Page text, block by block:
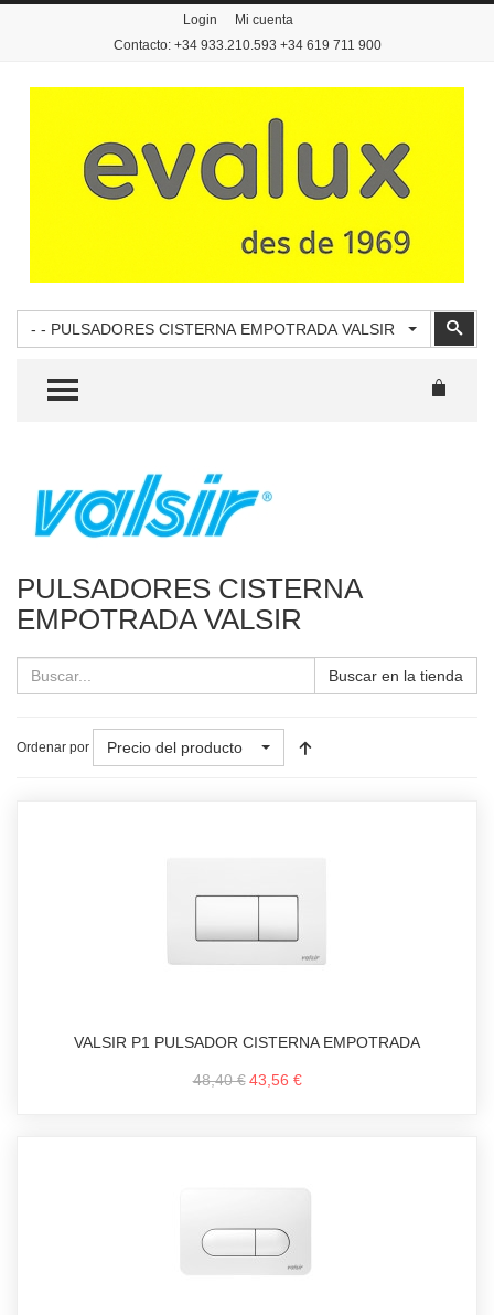
Login
Mi cuenta
Contacto: +34 933.210.593 +34 619 711 900
- - PULSADORES CISTERNA EMPOTRADA VALSIR
Buscar
TOGGLE MENU
PULSADORES CISTERNA
EMPOTRADA VALSIR
Buscar en la tienda
Ordenar por Precio del producto
VALSIR P1 PULSADOR CISTERNA EMPOTRADA
48,40 € 43,56 €